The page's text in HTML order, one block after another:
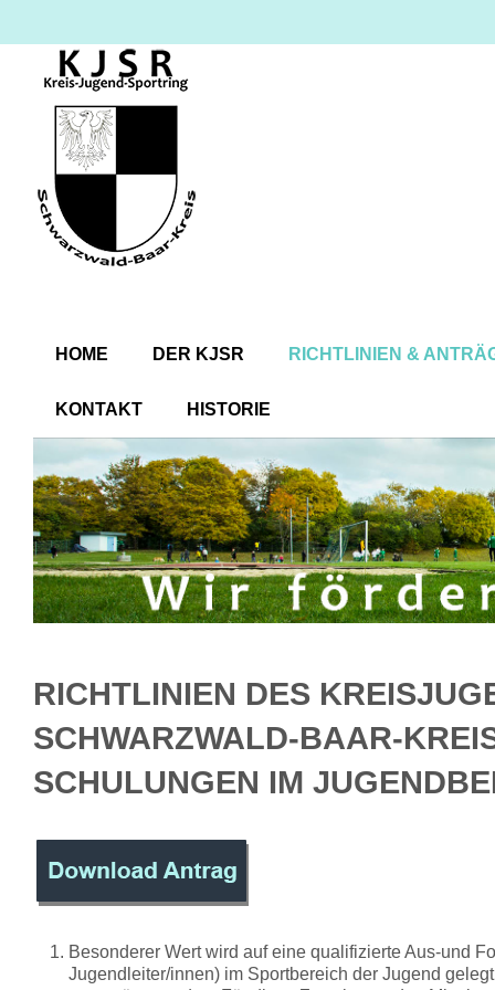
HOME DER KJSR RICHTLINIEN &
KONTAKT HISTORIE
RICHTLINIEN DES
SCHWARZWALD-BAAR-
SCHULUNGEN IM
Besonderer Wert wird auf eine qualifizierte Aus-und
Jugendleiter/innen) im Sportbereich der Jugend